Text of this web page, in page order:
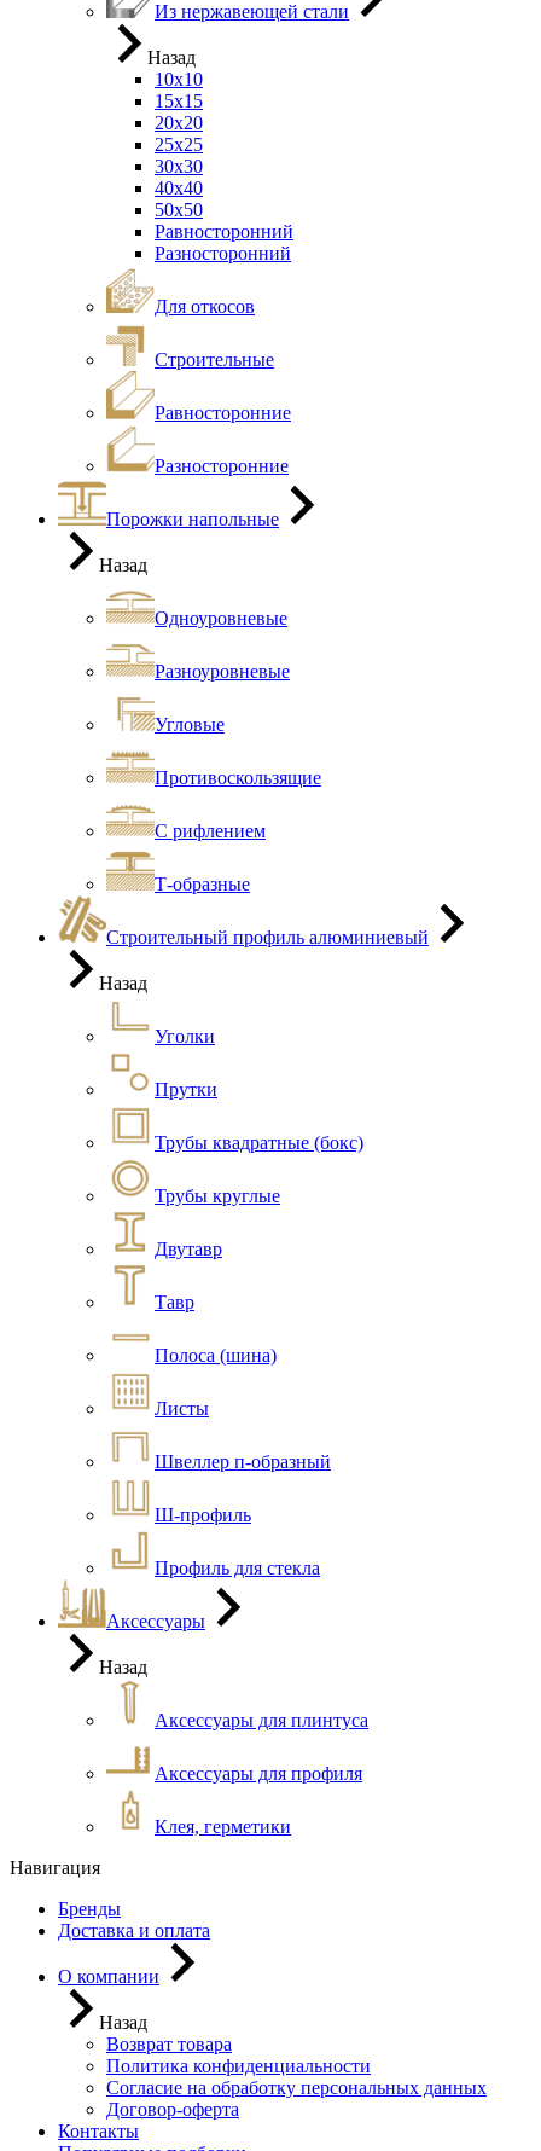
Из нержавеющей стали
Назад
10х10
15х15
20х20
25х25
30х30
40х40
50х50
Равносторонний
Разносторонний
Для откосов
Строительные
Равносторонние
Разносторонние
Порожки напольные
Назад
Одноуровневые
Разноуровневые
Угловые
Противоскользящие
С рифлением
Т-образные
Строительный профиль алюминиевый
Назад
Уголки
Прутки
Трубы квадратные (бокс)
Трубы круглые
Двутавр
Тавр
Полоса (шина)
Листы
Швеллер п-образный
Ш-профиль
Профиль для стекла
Аксессуары
Назад
Аксессуары для плинтуса
Аксессуары для профиля
Клея, герметики
Навигация
Бренды
Доставка и оплата
О компании
Назад
Возврат товара
Политика конфиденциальности
Согласие на обработку персональных данных
Договор-оферта
Контакты